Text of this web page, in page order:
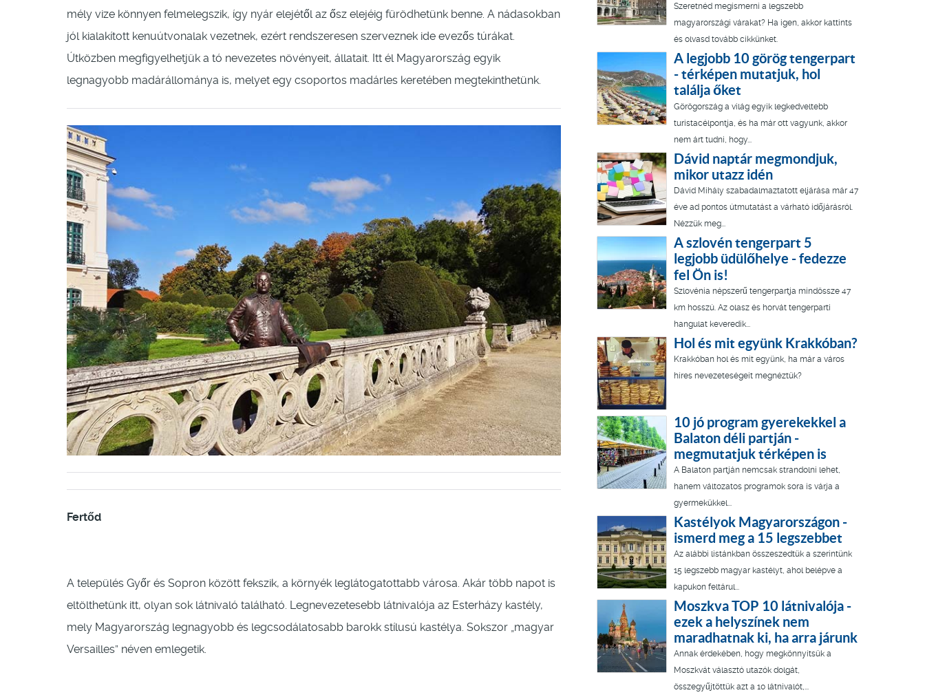
mély vize könnyen felmelegszik, így nyár elejétől az ősz elejéig fürödhetünk benne. A nádasokban
jól kialakított kenuútvonalak vezetnek, ezért rendszeresen szerveznek ide evezős túrákat.
Útközben megfigyelhetjük a tó nevezetes növényeit, állatait. Itt él Magyarország egyik
legnagyobb madárállománya is, melyet egy csoportos madárles keretében megtekinthetünk.
Fertőd
A település Győr és Sopron között fekszik, a környék leglátogatottabb városa. Akár több napot is
eltölthetünk itt, olyan sok látnivaló található. Legnevezetesebb látnivalója az Esterházy kastély,
mely Magyarország legnagyobb és legcsodálatosabb barokk stílusú kastélya. Sokszor „magyar
Versailles” néven emlegetik.
Szeretnéd megismerni a legszebb
magyarországi várakat? Ha igen, akkor kattints
és olvasd tovább cikkünket.
A legjobb 10 görög tengerpart
- térképen mutatjuk, hol
találja őket
Görögország a világ egyik legkedveltebb
turistacélpontja, és ha már ott vagyunk, akkor
nem árt tudni, hogy...
Dávid naptár megmondjuk,
mikor utazz idén
Dávid Mihály szabadalmaztatott eljárása már 47
éve ad pontos útmutatást a várható időjárásról.
Nézzük meg...
A szlovén tengerpart 5
legjobb üdülőhelye - fedezze
fel Ön is!
Szlovénia népszerű tengerpartja mindössze 47
km hosszú. Az olasz és horvát tengerparti
hangulat keveredik...
Hol és mit együnk Krakkóban?
Krakkóban hol és mit együnk, ha már a város
híres nevezeteségeit megnéztük?
10 jó program gyerekekkel a
Balaton déli partján -
megmutatjuk térképen is
A Balaton partján nemcsak strandolni lehet,
hanem változatos programok sora is várja a
gyermekükkel...
Kastélyok Magyarországon -
ismerd meg a 15 legszebbet
Az alábbi listánkban összeszedtük a szerintünk
15 legszebb magyar kastélyt, ahol belépve a
kapukon feltárul...
Moszkva TOP 10 látnivalója -
ezek a helyszínek nem
maradhatnak ki, ha arra járunk
Annak érdekében, hogy megkönnyítsük a
Moszkvát választó utazók dolgát,
összegyűjtöttük azt a 10 látnivalót,...